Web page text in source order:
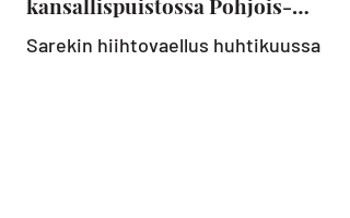
Ruotsissa
Sarekin hiihtovaellus huhtikuussa